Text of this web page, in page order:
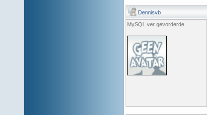
Dennisvb
MySQL ver gevorderde